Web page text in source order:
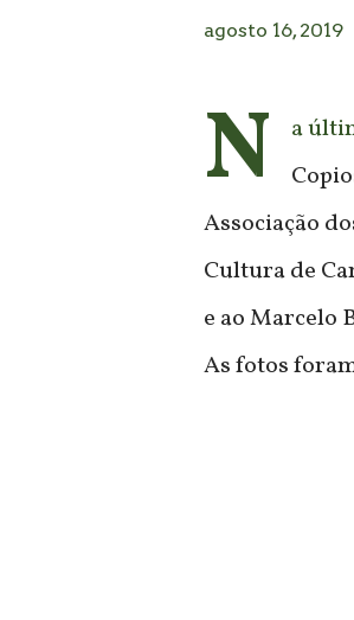
agosto 16, 2019
N
a
Associação
Cultura de
e ao Marcelo
As fotos